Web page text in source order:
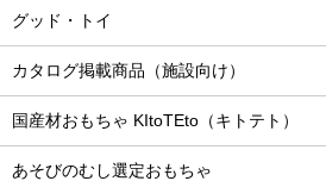
グッド・トイ
カタログ掲載商品（施設向け）
国産材おもちゃ KItoTEto（キトテト）
あそびのむし選定おもちゃ